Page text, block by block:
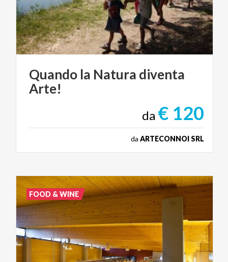
Quando la Natura diventa
Arte!
da € 120
da ARTECONNOI SRL
FOOD & WINE